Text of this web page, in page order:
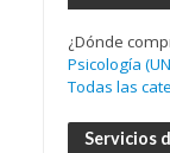
¿Dónde
Psicología
Todas las
Servicios